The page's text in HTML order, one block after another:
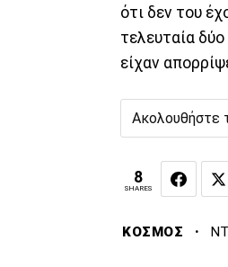
ότι δεν του
τελευταία
είχαν
Ακολουθήστε
8
SHARES
ΚΟΣΜΟΣ ·